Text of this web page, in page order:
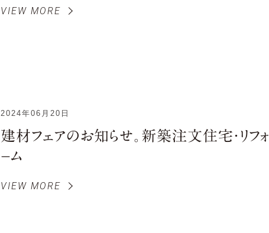
VIEW MORE
2024年06月20日
建材フェアのお知らせ。新築注文住宅・リフォ
－ム
VIEW MORE